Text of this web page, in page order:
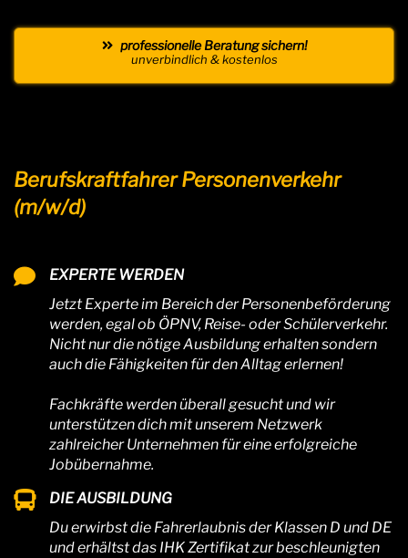
professionelle Beratung sichern!
unverbindlich & kostenlos
Berufskraftfahrer Personenverkehr
(m/w/d)
EXPERTE WERDEN
Jetzt Experte im Bereich der Personenbeförderung
werden, egal ob ÖPNV, Reise- oder Schülerverkehr.
Nicht nur die nötige Ausbildung erhalten sondern
auch die Fähigkeiten für den Alltag erlernen!
Fachkräfte werden überall gesucht und wir
unterstützen dich mit unserem Netzwerk
zahlreicher Unternehmen für eine erfolgreiche
Jobübernahme.
DIE AUSBILDUNG
Du erwirbst die Fahrerlaubnis der Klassen D und DE
und erhältst das IHK Zertifikat zur beschleunigten